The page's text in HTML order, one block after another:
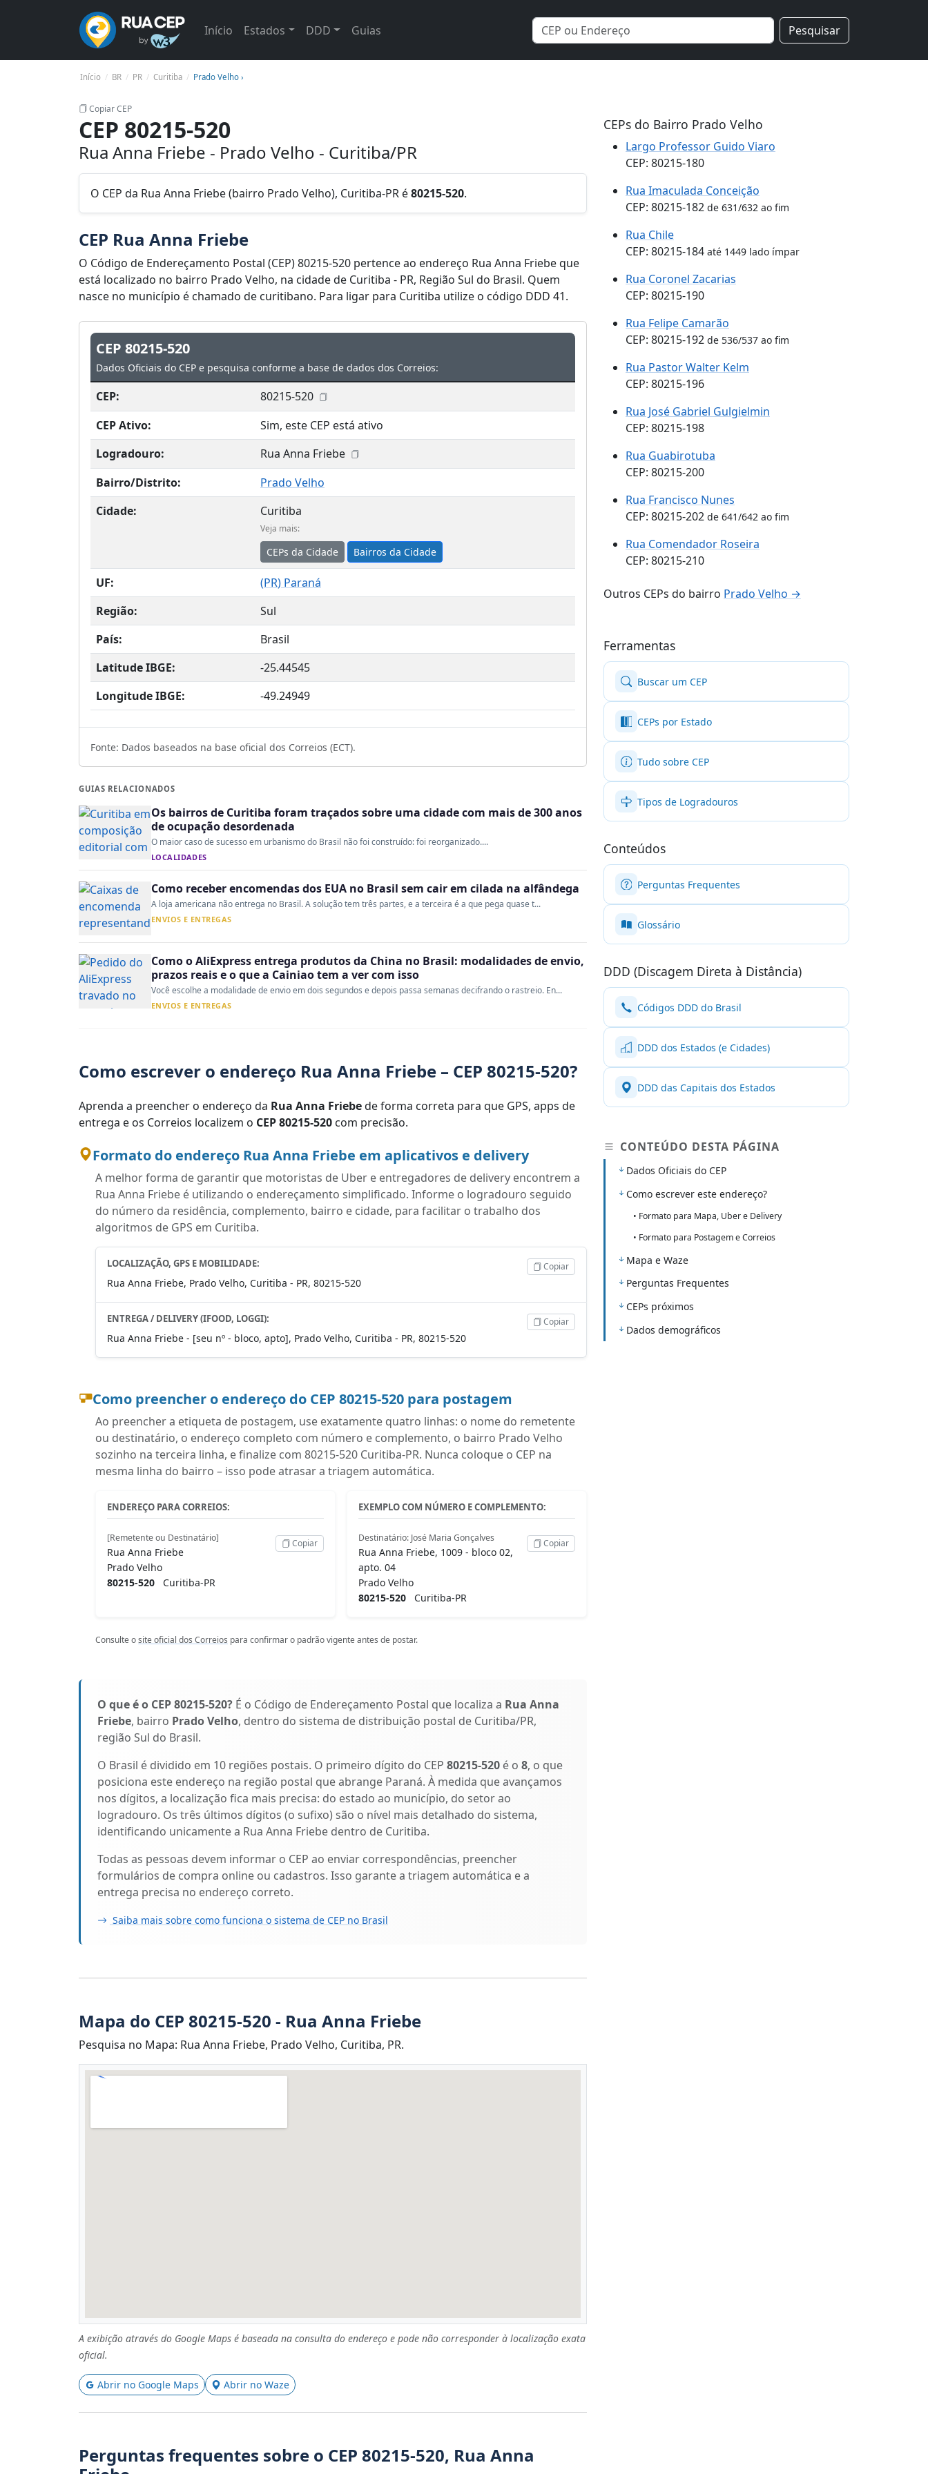
Início Estados DDD Guias Pesquisar
Início BR PR Curitiba Prado Velho ›
Copiar CEP
CEP 80215-520
Rua Anna Friebe - Prado Velho - Curitiba/PR
O CEP da Rua Anna Friebe (bairro Prado Velho), Curitiba-PR é80215-520.
CEP Rua Anna Friebe
O Código de Endereçamento Postal (CEP) 80215-520 pertence ao endereço Rua Anna Friebe que
está localizado no bairro Prado Velho, na cidade de Curitiba - PR, Região Sul do Brasil. Quem
nasce no município é chamado de curitibano. Para ligar para Curitiba utilize o código DDD 41.
CEP 80215-520
Dados Oficiais do CEP e pesquisa conforme a base de dados dos Correios:
CEP:
80215-520
CEP Ativo:
Sim, este CEP está ativo
Logradouro:
Rua Anna Friebe
Bairro/Distrito:
Prado Velho
Cidade:
Curitiba
Veja mais:
CEPs da Cidade Bairros da Cidade
UF: (PR) Paraná
Região:
Sul
País:
Brasil
Latitude IBGE:
-25.44545
Longitude IBGE:
-49.24949
Fonte: Dados baseados na base oficial dos Correios (ECT).
GUIAS RELACIONADOS
Os bairros de Curitiba foram traçados sobre uma cidade com mais de 300 anos
de ocupação desordenada
O maior caso de sucesso em urbanismo do Brasil não foi construído: foi reorganizado....
LOCALIDADES
Como receber encomendas dos EUA no Brasil sem cair em cilada na alfândega
A loja americana não entrega no Brasil. A solução tem três partes, e a terceira é a que pega quase t...
ENVIOS E ENTREGAS
Como o AliExpress entrega produtos da China no Brasil: modalidades de envio,
prazos reais e o que a Cainiao tem a ver com isso
Você escolhe a modalidade de envio em dois segundos e depois passa semanas decifrando o rastreio. En...
ENVIOS E ENTREGAS
Como escrever o endereço Rua Anna Friebe – CEP 80215-520?
Aprenda a preencher o endereço da Rua Anna Friebede forma correta para que GPS, apps de
entrega e os Correios localizem o CEP 80215-520 com precisão.
Formato do endereço Rua Anna Friebe em aplicativos e delivery
A melhor forma de garantir que motoristas de Uber e entregadores de delivery encontrem a
Rua Anna Friebe é utilizando o endereçamento simplificado. Informe o logradouro seguido
do número da residência, complemento, bairro e cidade, para facilitar o trabalho dos
algoritmos de GPS em Curitiba.
LOCALIZAÇÃO, GPS E MOBILIDADE:
Rua Anna Friebe, Prado Velho, Curitiba - PR, 80215-520
Copiar
ENTREGA / DELIVERY (IFOOD, LOGGI):
Rua Anna Friebe - [seu nº - bloco, apto], Prado Velho, Curitiba - PR, 80215-520
Copiar
Como preencher o endereço do CEP 80215-520 para postagem
Ao preencher a etiqueta de postagem, use exatamente quatro linhas: o nome do remetente
ou destinatário, o endereço completo com número e complemento, o bairro Prado Velho
sozinho na terceira linha, e finalize com 80215-520 Curitiba-PR. Nunca coloque o CEP na
mesma linha do bairro – isso pode atrasar a triagem automática.
ENDEREÇO PARA CORREIOS:
[Remetente ou Destinatário]
Rua Anna Friebe
Prado Velho
80215-520 Curitiba-PR
Copiar
EXEMPLO COM NÚMERO E COMPLEMENTO:
Destinatário: José Maria Gonçalves
Rua Anna Friebe, 1009 - bloco 02,
apto. 04
Prado Velho
80215-520 Curitiba-PR
Copiar
Consulte osite oficial dos Correios para confirmar o padrão vigente antes de postar.
O que é o CEP 80215-520? É o Código de Endereçamento Postal que localiza a Rua Anna
Friebe, bairro Prado Velho, dentro do sistema de distribuição postal de Curitiba/PR,
região Sul do Brasil.
O Brasil é dividido em 10 regiões postais. O primeiro dígito do CEP 80215-520 é o 8, o que
posiciona este endereço na região postal que abrange Paraná. À medida que avançamos
nos dígitos, a localização fica mais precisa: do estado ao município, do setor ao
logradouro. Os três últimos dígitos (o sufixo) são o nível mais detalhado do sistema,
identificando unicamente a Rua Anna Friebe dentro de Curitiba.
Todas as pessoas devem informar o CEP ao enviar correspondências, preencher
formulários de compra online ou cadastros. Isso garante a triagem automática e a
entrega precisa no endereço correto.
Saiba mais sobre como funciona o sistema de CEP no Brasil
Mapa do CEP 80215-520 - Rua Anna Friebe
Pesquisa no Mapa: Rua Anna Friebe, Prado Velho, Curitiba, PR.
A exibição através do Google Maps é baseada na consulta do endereço e pode não corresponder à localização exata
oficial.
Abrir no Google Maps Abrir no Waze
Perguntas frequentes sobre o CEP 80215-520, Rua Anna
CEPs do Bairro Prado Velho
Largo Professor Guido Viaro
CEP: 80215-180
Rua Imaculada Conceição
CEP: 80215-182 de 631/632 ao fim
Rua Chile
CEP: 80215-184 até 1449 lado ímpar
Rua Coronel Zacarias
CEP: 80215-190
Rua Felipe Camarão
CEP: 80215-192 de 536/537 ao fim
Rua Pastor Walter Kelm
CEP: 80215-196
Rua José Gabriel Gulgielmin
CEP: 80215-198
Rua Guabirotuba
CEP: 80215-200
Rua Francisco Nunes
CEP: 80215-202 de 641/642 ao fim
Rua Comendador Roseira
CEP: 80215-210
Outros CEPs do bairro Prado Velho →
Ferramentas
Buscar um CEP
CEPs por Estado
Tudo sobre CEP
Tipos de Logradouros
Conteúdos
Perguntas Frequentes
Glossário
DDD (Discagem Direta à Distância)
Códigos DDD do Brasil
DDD dos Estados (e Cidades)
DDD das Capitais dos Estados
CONTEÚDO DESTA PÁGINA
Dados Oficiais do CEP
Como escrever este endereço?
• Formato para Mapa, Uber e Delivery
• Formato para Postagem e Correios
Mapa e Waze
Perguntas Frequentes
CEPs próximos
Dados demográficos